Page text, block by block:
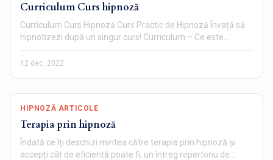
Curriculum Curs hipnoză
Curriculum Curs Hipnoză Curs Practic de Hipnoză Învață să
hipnotizezi după un singur curs! Curriculum – Ce este
hipnoza…
12 dec. 2022
HIPNOZĂ ARTICOLE
Terapia prin hipnoză
Îndată ce îți deschizi mintea către terapia prin hipnoză și
accepți cât de eficientă poate fi, un întreg repertoriu de…